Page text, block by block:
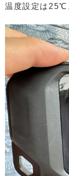
温度設定は25℃